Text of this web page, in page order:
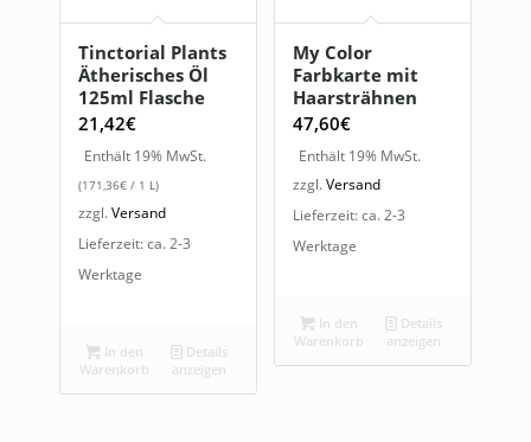
Tinctorial Plants
Ätherisches Öl
125ml Flasche
21,42€
Enthält 19% MwSt.
(171,36€ / 1 L)
zzgl.Versand
Lieferzeit: ca. 2-3
Werktage
In den
Warenkorb
Details
anzeigen
My Color
Farbkarte mit
Haarsträhnen
47,60€
Enthält 19% MwSt.
zzgl.Versand
Lieferzeit: ca. 2-3
Werktage
In den
Warenkorb
Details
anzeigen